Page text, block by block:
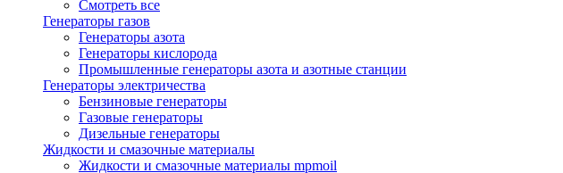
Смотреть все
Генераторы газов
Генераторы азота
Генераторы кислорода
Промышленные генераторы азота и азотные станции
Генераторы электричества
Бензиновые генераторы
Газовые генераторы
Дизельные генераторы
Жидкости и смазочные материалы
Жидкости и смазочные материалы mpmoil